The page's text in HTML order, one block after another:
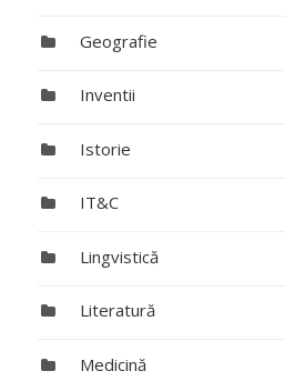
Geografie
Inventii
Istorie
IT&C
Lingvistică
Literatură
Medicină